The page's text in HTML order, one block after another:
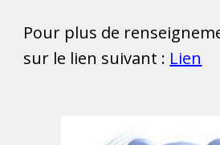
Pour plus de
sur le lien suivant : Lien